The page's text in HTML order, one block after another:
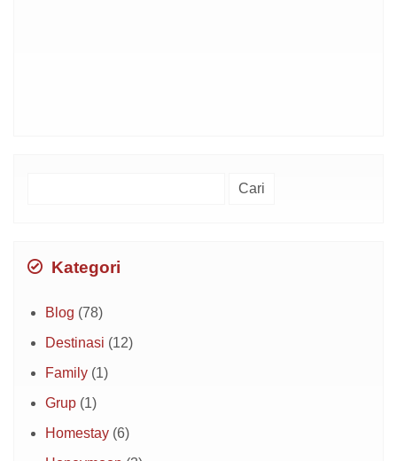
Kategori
Blog (78)
Destinasi (12)
Family (1)
Grup (1)
Homestay (6)